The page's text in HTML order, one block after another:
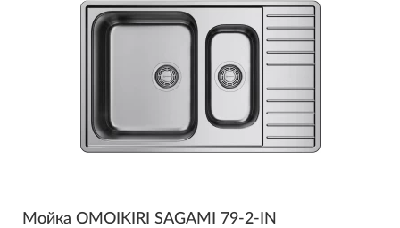
Мойка OMOIKIRI SAGAMI 79-2-IN